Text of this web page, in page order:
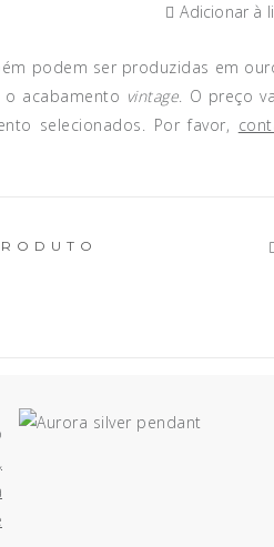
Adicionar à
podem ser produzidas em
acabamento vintage. O preço
selecionados. Por favor,